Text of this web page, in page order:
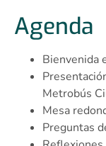
Agenda
Bienvenida
Metrobús
Mesa
Preguntas